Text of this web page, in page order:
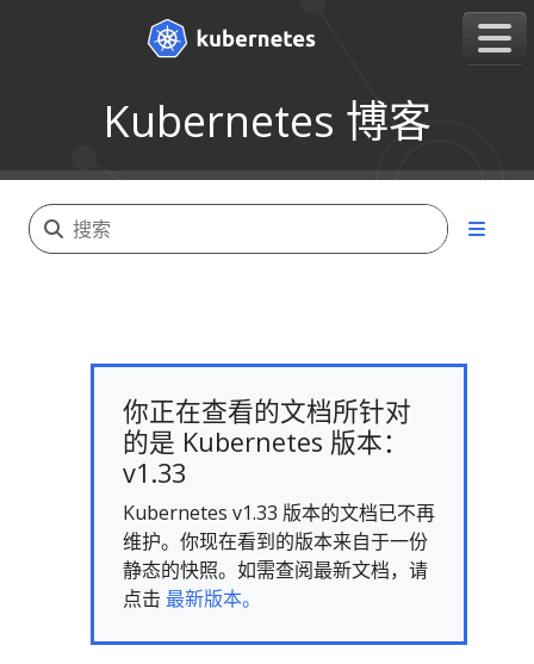
Kubernetes 博客
你正在查看的文档所针对
的是 Kubernetes 版本：
v1.33
Kubernetes v1.33 版本的文档已不再
维护。你现在看到的版本来自于一份
静态的快照。如需查阅最新文档，请
点击 最新版本。